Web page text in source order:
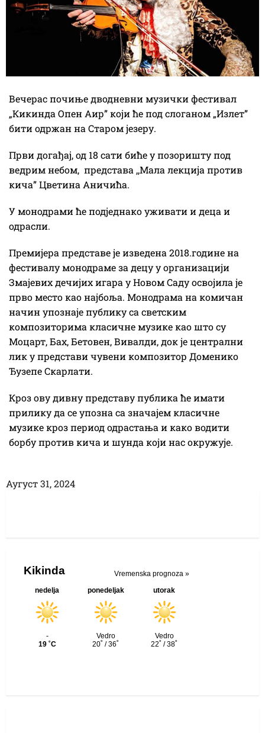
Вечерас почиње дводневни музички фестивал
„Кикинда Опен Аир” који ће под слоганом „Излет”
бити одржан на Старом језеру.
Први догађај, од 18 сати биће у позоришту под
ведрим небом, представа ,,Мала лекција против
кича” Цветина Аничића.
У монодрами ће подједнако уживати и деца и
одрасли.
Премијера представе је изведена 2018.године на
фестивалу монодраме за децу у организацији
Змајевих дечијих игара у Новом Саду освојила је
прво место као најбоља. Монодрама на комичан
начин упознаје публику са светским
композиторима класичне музике као што су
Моцарт, Бах, Бетовен, Вивалди, док је централни
лик у представи чувени композитор Доменико
Ђузепе Скарлати.
Кроз ову дивну представу публика ће имати
прилику да се упозна са значајем класичне
музике кроз период одрастања и како водити
борбу против кича и шунда који нас окружује.
Аугуст 31, 2024